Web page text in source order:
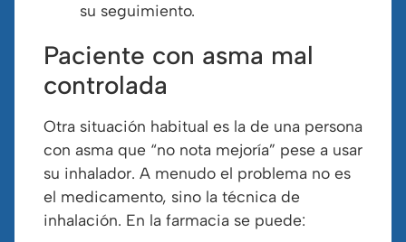
su seguimiento.
Paciente con asma mal
controlada
Otra situación habitual es la de una persona
con asma que “no nota mejoría” pese a usar
su inhalador. A menudo el problema no es
el medicamento, sino la técnica de
inhalación. En la farmacia se puede: